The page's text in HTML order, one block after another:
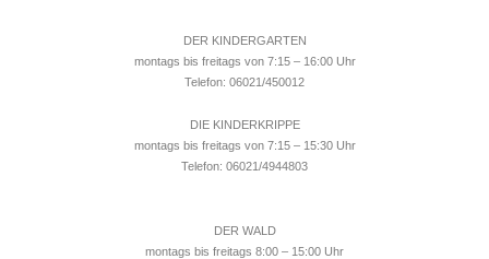
DER KINDERGARTEN
montags bis freitags von 7:15 – 16:00 Uhr
Telefon: 06021/450012
DIE KINDERKRIPPE
montags bis freitags von 7:15 – 15:30 Uhr
Telefon: 06021/4944803
DER WALD
montags bis freitags 8:00 – 15:00 Uhr